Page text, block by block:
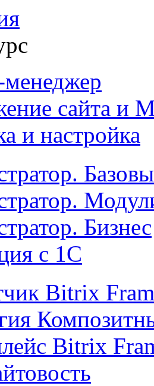
сайта и
и настройка
Бизнес
с 1С
Bitrix
Bitrix